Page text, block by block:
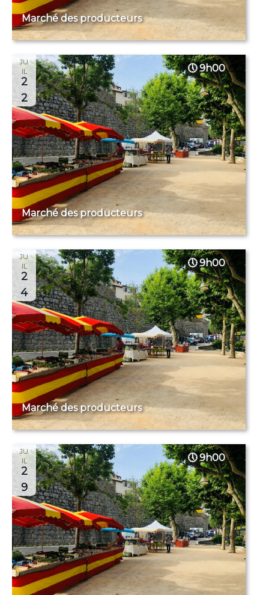
Marché des producteurs
JU
IL
2
2
9h00
Marché des producteurs
JU
IL
2
4
9h00
Marché des producteurs
JU
IL
2
9
9h00